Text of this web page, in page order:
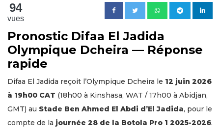
94
vues
Pronostic Difaa El Jadida
Olympique Dcheira — Réponse
rapide
Difaa El Jadida reçoit l’Olympique Dcheira le 12 juin 2026
à 19h00 CAT (18h00 à Kinshasa, WAT / 17h00 à Abidjan,
GMT) au Stade Ben Ahmed El Abdi d’El Jadida, pour le
compte de la journée 28 de la Botola Pro 1 2025-2026.